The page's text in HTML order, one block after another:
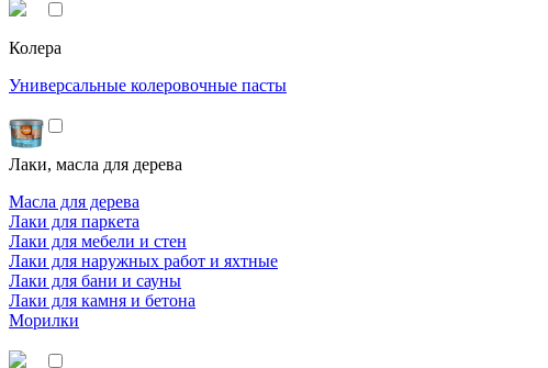
Колера
Универсальные колеровочные пасты
Лаки, масла для дерева
Масла для дерева
Лаки для паркета
Лаки для мебели и стен
Лаки для наружных работ и яхтные
Лаки для бани и сауны
Лаки для камня и бетона
Морилки